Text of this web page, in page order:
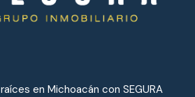
en Michoacán con SEGURA